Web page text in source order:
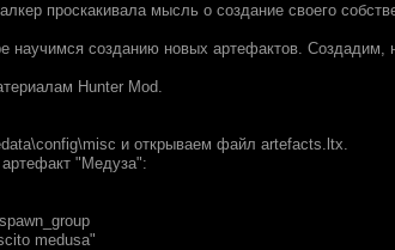
проскакивала мысль о создание своего
научимся созданию новых артефактов. Создадим,
Hunter Mod.
и открываем файл artefacts.ltx.
"Медуза":
medusa"